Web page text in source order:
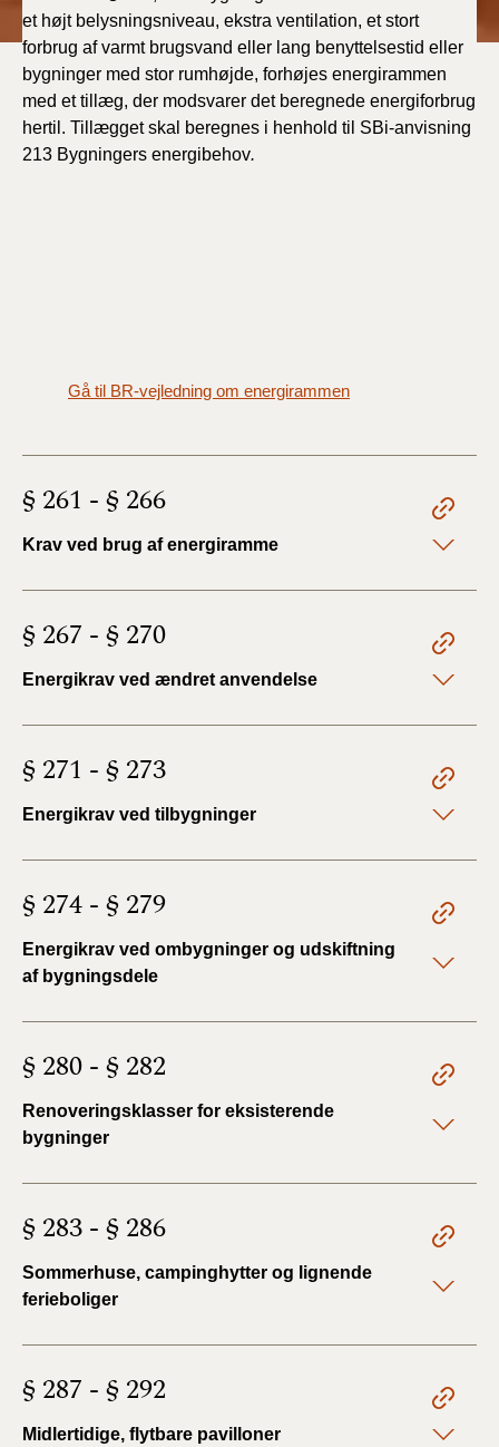
et højt belysningsniveau, ekstra ventilation, et stort
forbrug af varmt brugsvand eller lang benyttelsestid eller
bygninger med stor rumhøjde, forhøjes energirammen
med et tillæg, der modsvarer det beregnede energiforbrug
hertil. Tillægget skal beregnes i henhold til SBi-anvisning
213 Bygningers energibehov.
Gå til BR-vejledning om energirammen
§ 261 - § 266
Krav ved brug af energiramme
§ 267 - § 270
Energikrav ved ændret anvendelse
§ 271 - § 273
Energikrav ved tilbygninger
§ 274 - § 279
Energikrav ved ombygninger og udskiftning
af bygningsdele
§ 280 - § 282
Renoveringsklasser for eksisterende
bygninger
§ 283 - § 286
Sommerhuse, campinghytter og lignende
ferieboliger
§ 287 - § 292
Midlertidige, flytbare pavilloner